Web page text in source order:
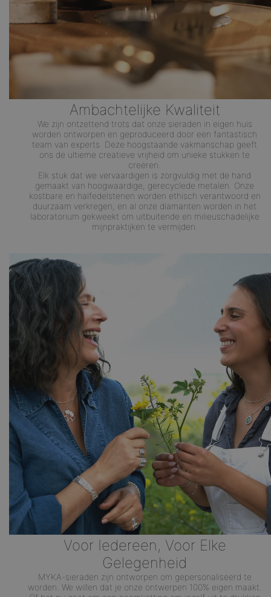
Ambachtelijke Kwaliteit
We zijn ontzettend trots dat onze sieraden in eigen huis
worden ontworpen en geproduceerd door een fantastisch
team van experts. Deze hoogstaande vakmanschap geeft
ons de ultieme creatieve vrijheid om unieke stukken te
creëren.
Elk stuk dat we vervaardigen is zorgvuldig met de hand
gemaakt van hoogwaardige, gerecyclede metalen. Onze
kostbare en halfedelstenen worden ethisch verantwoord en
duurzaam verkregen, en al onze diamanten worden in het
laboratorium gekweekt om uitbuitende en milieuschadelijke
mijnpraktijken te vermijden.
Voor Iedereen, Voor Elke
Gelegenheid
MYKA-sieraden zijn ontworpen om gepersonaliseerd te
worden. We willen dat je onze ontwerpen 100% eigen maakt.